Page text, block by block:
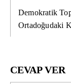
Demokratik
Ortadoğudaki
CEVAP VER